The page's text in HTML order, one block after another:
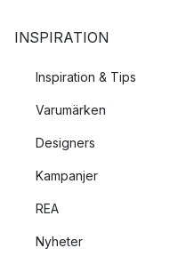
INSPIRATION
Inspiration & Tips
Varumärken
Designers
Kampanjer
REA
Nyheter